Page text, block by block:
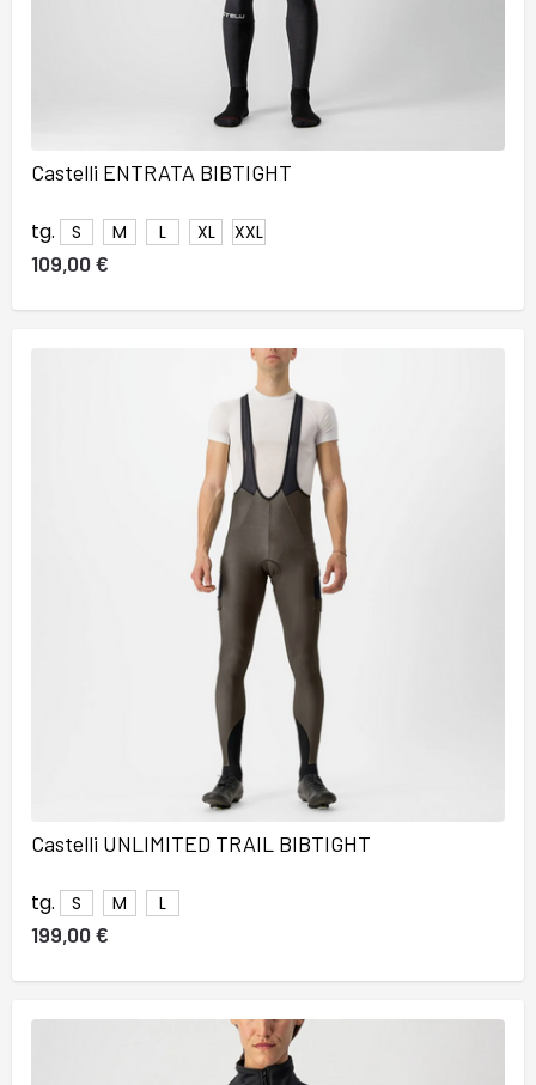
Castelli ENTRATA BIBTIGHT
tg. S M L XL XXL
109,00 €
Castelli UNLIMITED TRAIL BIBTIGHT
tg. S M L
199,00 €